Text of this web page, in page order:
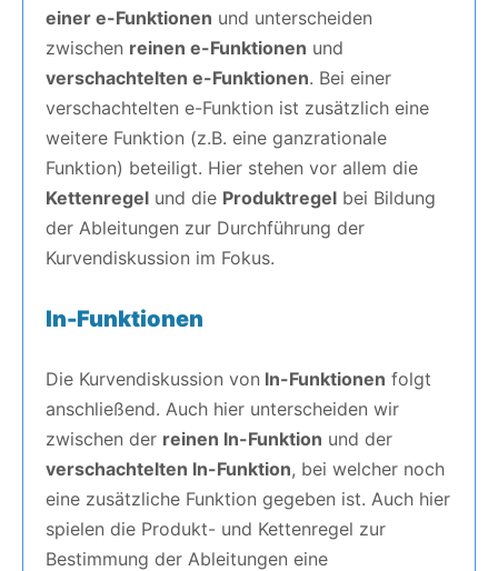
einer e-Funktionen und unterscheiden
zwischen reinen e-Funktionen und
verschachtelten e-Funktionen. Bei einer
verschachtelten e-Funktion ist zusätzlich eine
weitere Funktion (z.B. eine ganzrationale
Funktion) beteiligt. Hier stehen vor allem die
Kettenregel und die Produktregel bei Bildung
der Ableitungen zur Durchführung der
Kurvendiskussion im Fokus.
ln-Funktionen
Die Kurvendiskussion von ln-Funktionen folgt
anschließend. Auch hier unterscheiden wir
zwischen der reinen ln-Funktion und der
verschachtelten ln-Funktion, bei welcher noch
eine zusätzliche Funktion gegeben ist. Auch hier
spielen die Produkt- und Kettenregel zur
Bestimmung der Ableitungen eine